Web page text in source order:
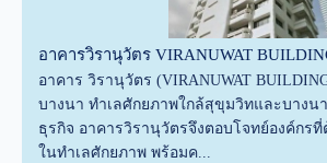
อาคารวิรานุวัตร VIRANUWAT
อาคาร วิรานุวัตร (VIRANUWAT
บางนา ทำเลศักยภาพใกล้สุขุมวิทและบางน
ธุรกิจ อาคารวิรานุวัตรจึงตอบโจทย์องค์กร
ในทำเลศักยภาพ พร้อมค...